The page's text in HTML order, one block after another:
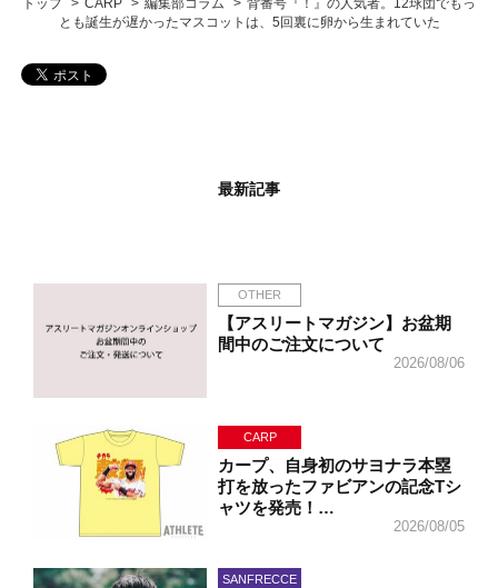
トップ CARP 編集部コラム
背番号『！』の人気者。12球団でもっ
とも誕生が遅かったマスコットは、5回裏に卵から生まれていた
最新記事
OTHER
【アスリートマガジン】お盆期
間中のご注文について
2026/08/06
CARP
カープ、自身初のサヨナラ本塁
打を放ったファビアンの記念Tシ
ャツを発売！…
2026/08/05
SANFRECCE